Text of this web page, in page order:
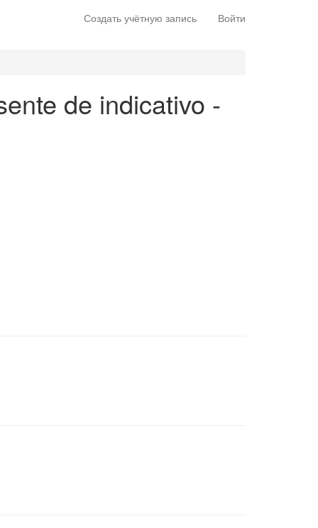
Создать учётную запись Войти
de indicativo -